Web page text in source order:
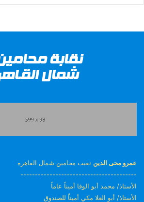
عمرو محى الدين نقيب محامين شمال القاهرة
----------------------------------------
الأستاذ/ محمد أبو الوفا أميناً عاماً
الأستاذ/ أبو العلا مكي أميناً للصندوق